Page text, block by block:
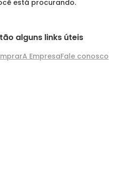
está procurando.
alguns links úteis
A EmpresaFale conosco